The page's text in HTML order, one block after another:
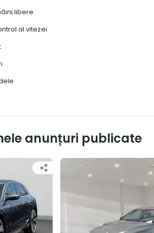
libere
al vitezei
anunțuri publicate